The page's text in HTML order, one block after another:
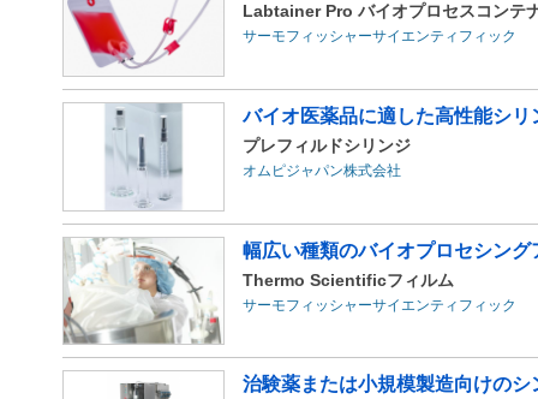
Labtainer Pro バイオプロセスコンテ
サーモフィッシャーサイエンティフィック
バイオ医薬品に適した高性能シリ
プレフィルドシリンジ
オムピジャパン株式会社
幅広い種類のバイオプロセシン
Thermo Scientificフィルム
サーモフィッシャーサイエンティフィック
治験薬または小規模製造向けの